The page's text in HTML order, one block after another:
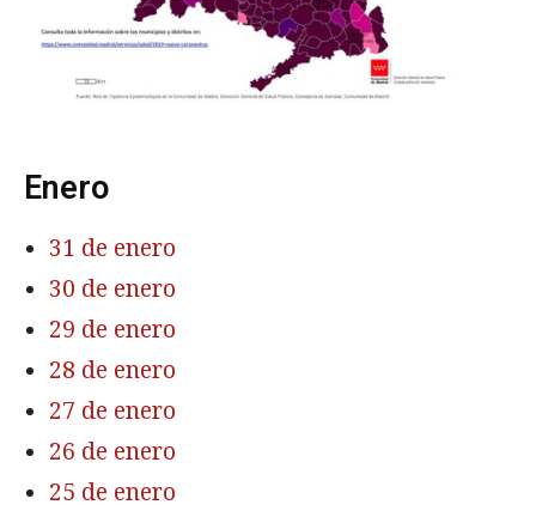
Enero
31 de enero
30 de enero
29 de enero
28 de enero
27 de enero
26 de enero
25 de enero